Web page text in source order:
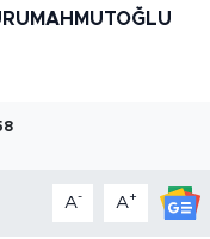
A- A+